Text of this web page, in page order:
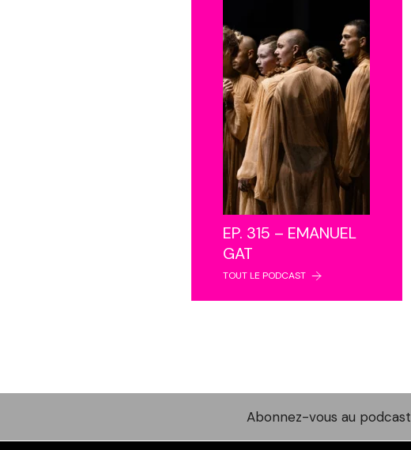
EP. 315 – EMANUEL
GAT
TOUT LE PODCAST
Abonnez-vous au podcast